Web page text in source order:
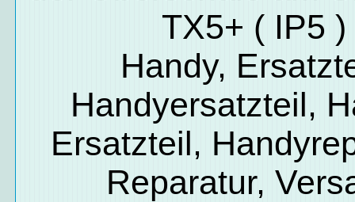
TX5+ ( IP5 )
Handy,
Handyersatzteil,
Ersatzteil,
Reparatur,